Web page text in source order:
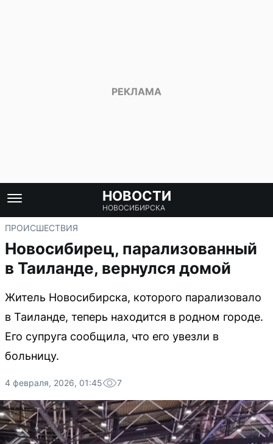
НОВОСТИ
НОВОСИБИРСКА
ПРОИСШЕСТВИЯ
Новосибирец, парализованный
в Таиланде, вернулся домой
Житель Новосибирска, которого парализовало
в Таиланде, теперь находится в родном городе.
Его супруга сообщила, что его увезли в
больницу.
4 февраля, 2026, 01:45 7